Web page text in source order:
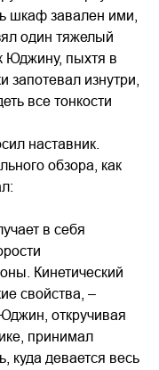
шкаф завален ими,
один тяжелый
Юджину, пыхтя в
изнутри,
все тонкости
наставник.
обзора, как
в себя
Кинетический
свойства, –
откручивая
принимал
куда девается весь